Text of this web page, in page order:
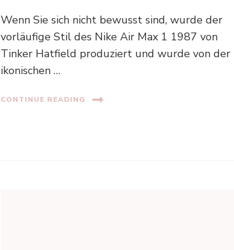
Wenn Sie sich nicht bewusst sind, wurde der
vorläufige Stil des Nike Air Max 1 1987 von
Tinker Hatfield produziert und wurde von der
ikonischen …
CONTINUE READING